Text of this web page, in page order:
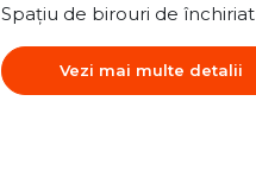
Spațiu de birouri de închiriat
Vezi mai multe detalii